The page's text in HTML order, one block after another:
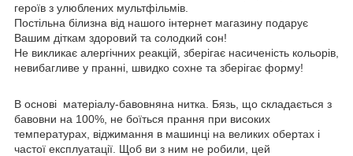
героїв з улюблених мультфільмів.
Постільна білизна від нашого інтернет магазину подарує
Вашим діткам здоровий та солодкий сон!
Не викликає алергічних реакцій, зберігає насиченість кольорів,
невибагливе у пранні, швидко сохне та зберігає форму!
В основі матеріалу-бавовняна нитка. Бязь, що складається з
бавовни на 100%, не боїться прання при високих
температурах, віджимання в машинці на великих обертах і
частої експлуатації. Щоб ви з ним не робили, цей